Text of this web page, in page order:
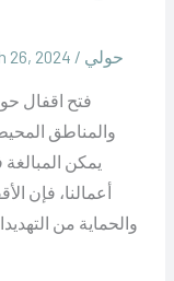
26, 2024 / حولي
فتح اقفال
والمناطق
يمكن
أعمالنا، فإن
والحماية من